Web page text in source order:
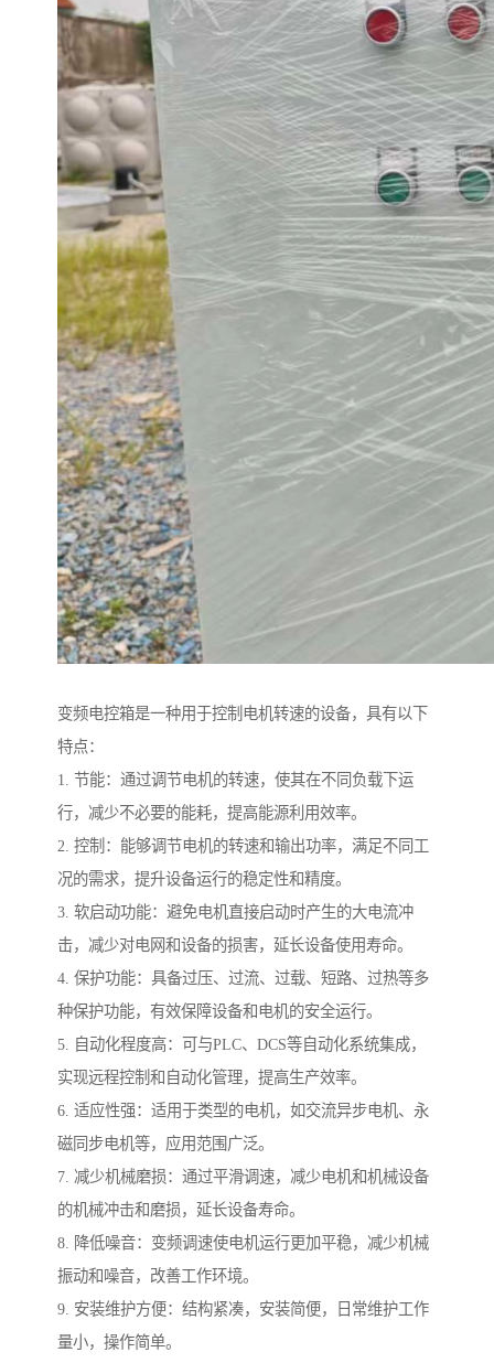
变频电控箱是一种用于控制电机转速的设备，具有以下
特点：
1. 节能：通过调节电机的转速，使其在不同负载下运
行，减少不必要的能耗，提高能源利用效率。
2. 控制：能够调节电机的转速和输出功率，满足不同工
况的需求，提升设备运行的稳定性和精度。
3. 软启动功能：避免电机直接启动时产生的大电流冲
击，减少对电网和设备的损害，延长设备使用寿命。
4. 保护功能：具备过压、过流、过载、短路、过热等多
种保护功能，有效保障设备和电机的安全运行。
5. 自动化程度高：可与PLC、DCS等自动化系统集成，
实现远程控制和自动化管理，提高生产效率。
6. 适应性强：适用于类型的电机，如交流异步电机、永
磁同步电机等，应用范围广泛。
7. 减少机械磨损：通过平滑调速，减少电机和机械设备
的机械冲击和磨损，延长设备寿命。
8. 降低噪音：变频调速使电机运行更加平稳，减少机械
振动和噪音，改善工作环境。
9. 安装维护方便：结构紧凑，安装简便，日常维护工作
量小，操作简单。